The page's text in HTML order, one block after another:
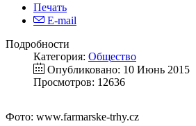
Печать
E-mail
Подробности
Категория: Общество
Опубликовано: 10 Июнь 2015
Просмотров: 12636
Фото: www.farmarske-trhy.cz